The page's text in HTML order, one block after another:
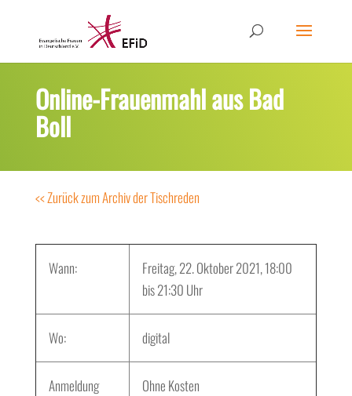
Online-Frauenmahl aus Bad
Boll
<< Zurück zum Archiv der Tischreden
Wann:
Freitag, 22. Oktober 2021, 18:00
bis 21:30 Uhr
Wo: digital
Anmeldung
Ohne Kosten